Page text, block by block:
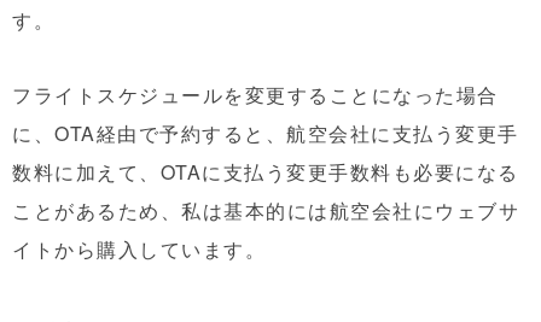
す。
フライトスケジュールを変更することになった場合
に、OTA経由で予約すると、航空会社に支払う変更手
数料に加えて、OTAに支払う変更手数料も必要になる
ことがあるため、私は基本的には航空会社にウェブサ
イトから購入しています。